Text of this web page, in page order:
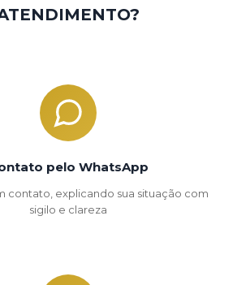
pelo WhatsApp
contato, explicando sua situação com
sigilo e clareza